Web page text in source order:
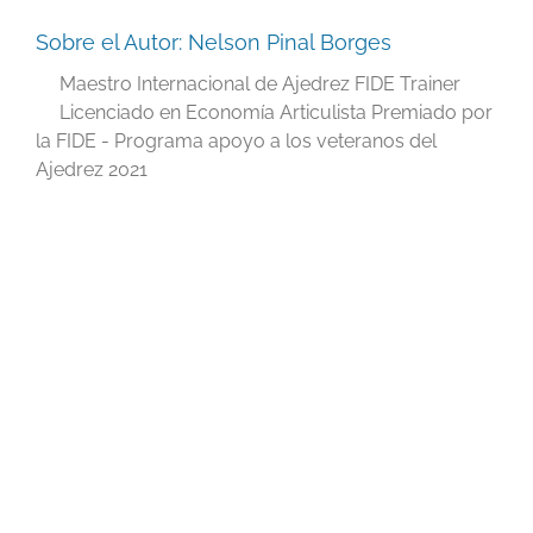
Sobre el Autor: Nelson Pinal Borges
Maestro Internacional de Ajedrez FIDE Trainer
Licenciado en Economía Articulista Premiado por
la FIDE - Programa apoyo a los veteranos del
Ajedrez 2021